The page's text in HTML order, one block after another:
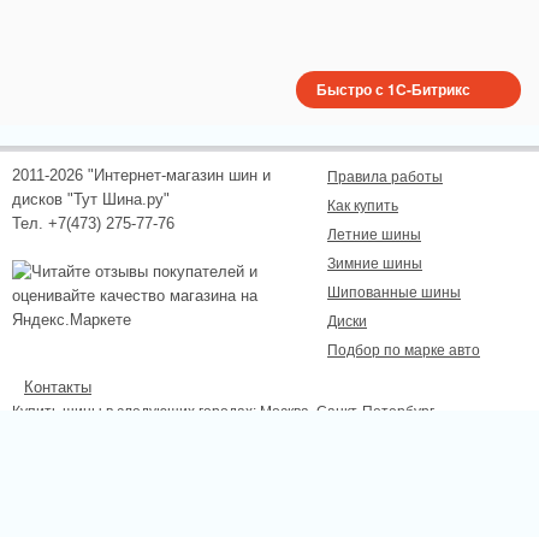
2011-2026 "Интернет-магазин шин и
дисков "Тут Шина.ру"
Тел. +7(473) 275-77-76
Правила работы
Как купить
Летние шины
Зимние шины
Шипованные шины
Диски
Подбор по марке авто
Контакты
Купить шины в следующих городах: Москва , Санкт-Петербург,
Быстро с 1С-Битрикс